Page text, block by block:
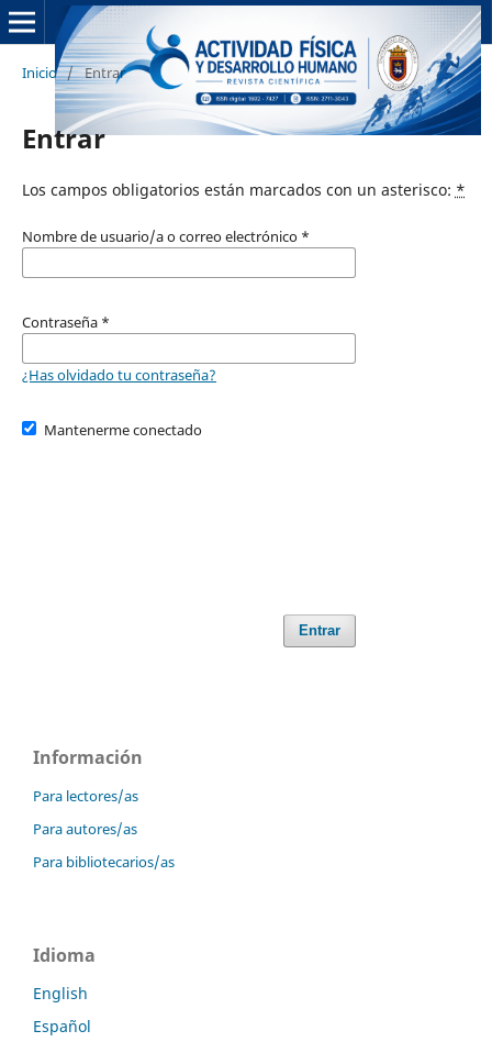
Inicio / Entrar
Entrar
Los campos obligatorios están marcados con un asterisco: *
Nombre de usuario/a o correo electrónico *
Contraseña *
¿Has olvidado tu contraseña?
Mantenerme conectado
Entrar
Información
Para lectores/as
Para autores/as
Para bibliotecarios/as
Idioma
English
Español